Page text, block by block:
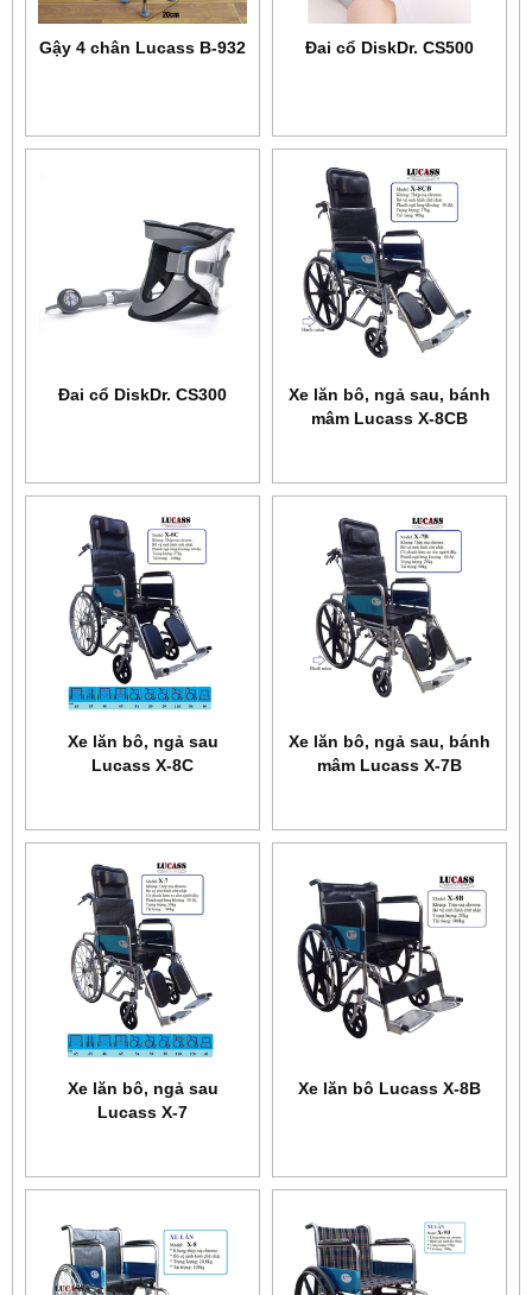
Gậy 4 chân Lucass B-932 Đai cổ DiskDr. CS500
Đai cổ DiskDr. CS300
Xe lăn bô, ngả sau, bánh
mâm Lucass X-8CB
Xe lăn bô, ngả sau
Lucass X-8C
Xe lăn bô, ngả sau, bánh
mâm Lucass X-7B
Xe lăn bô, ngả sau
Lucass X-7
Xe lăn bô Lucass X-8B